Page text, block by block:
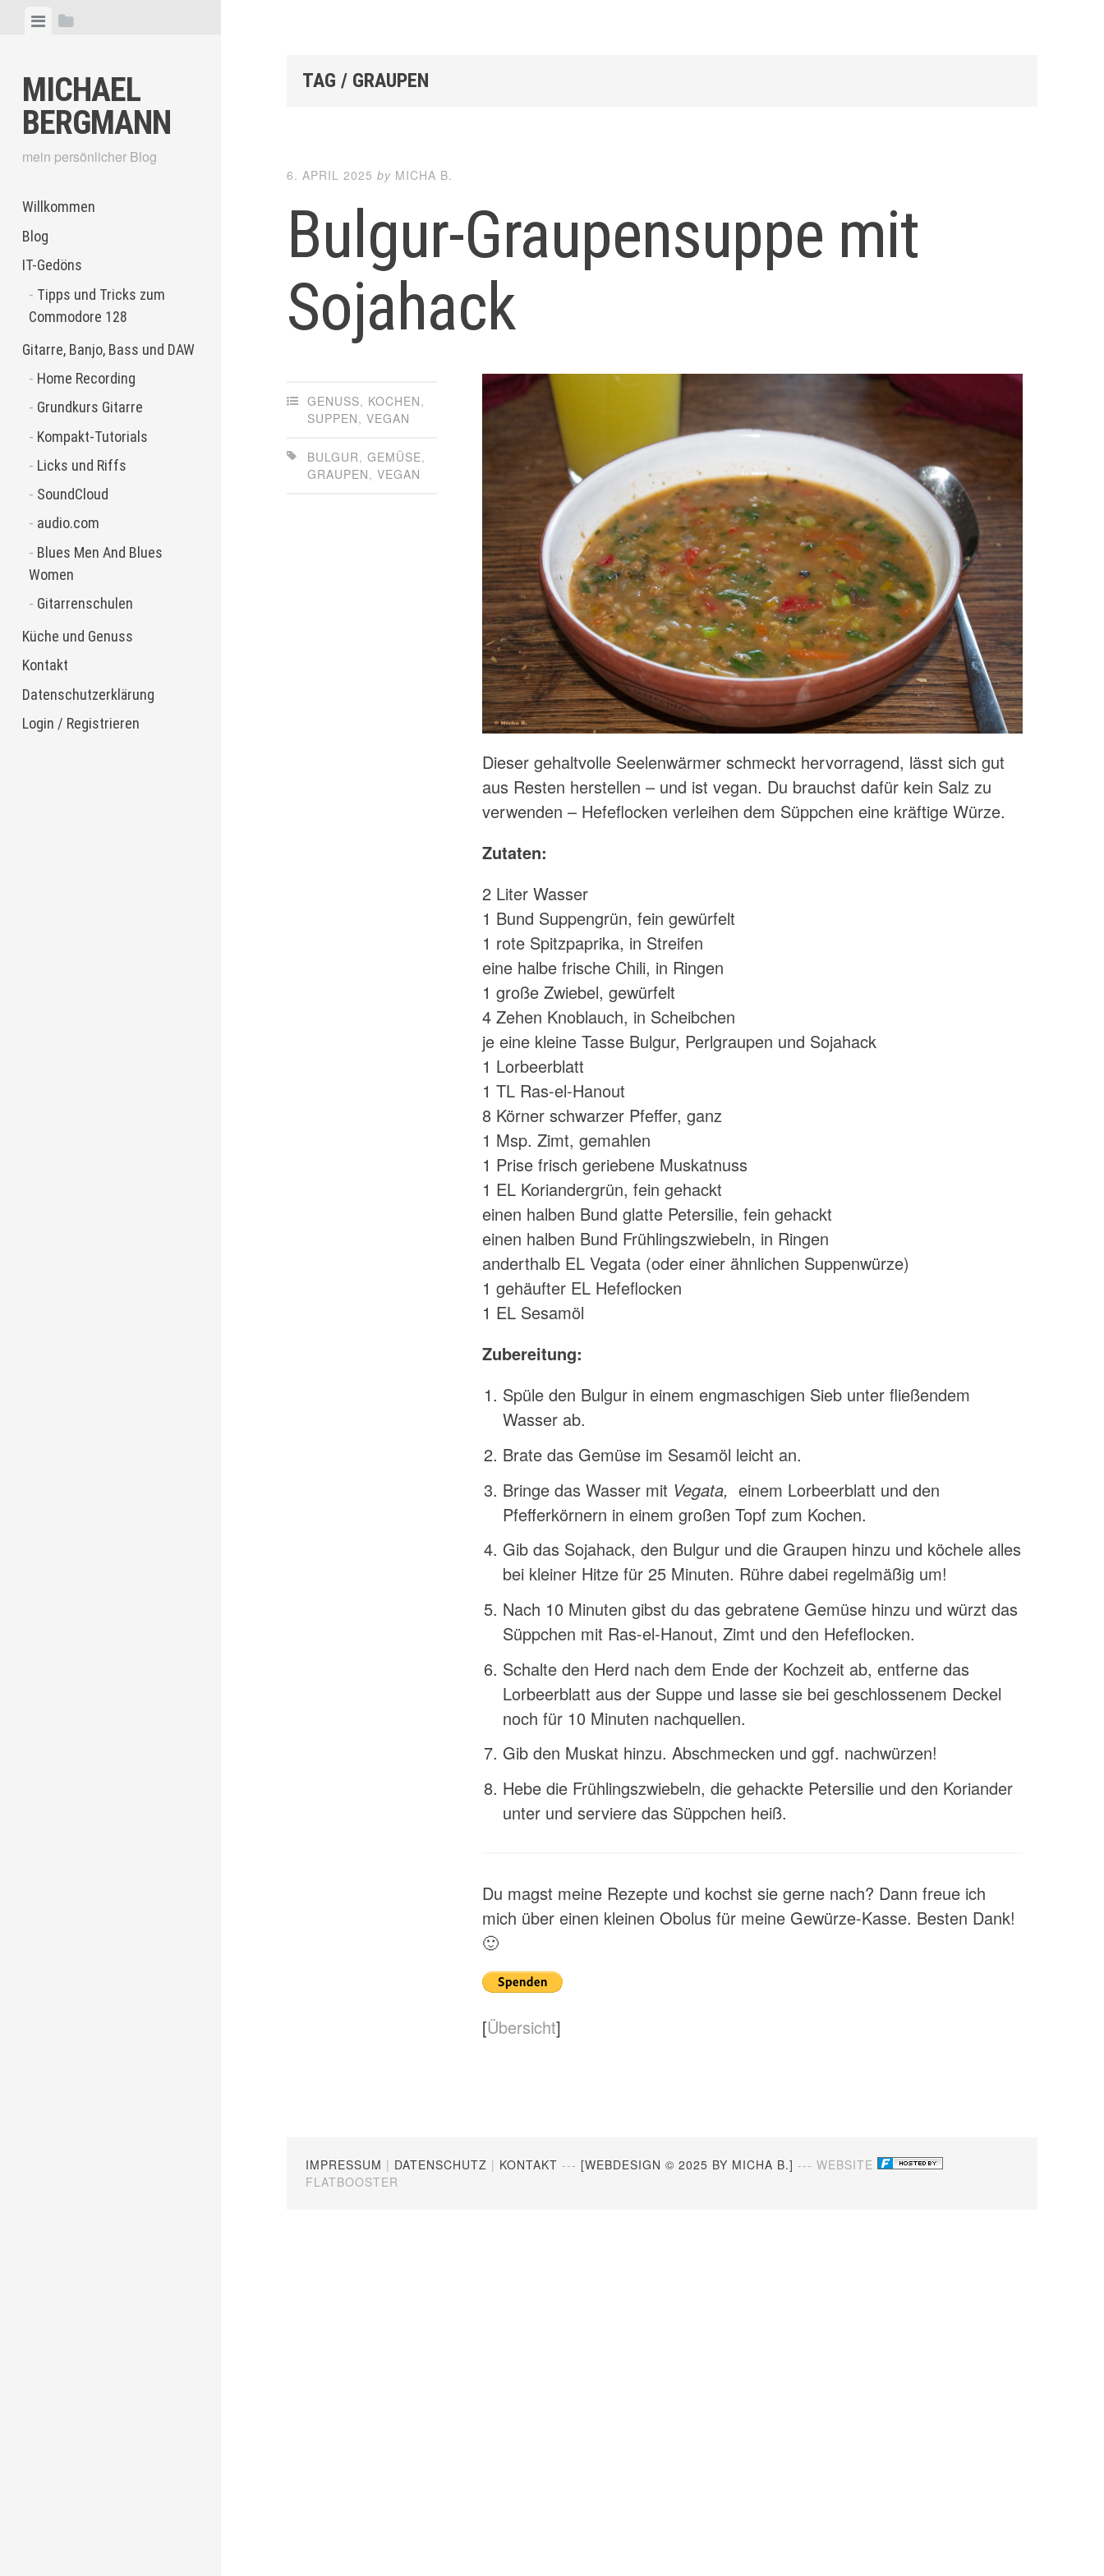
ViewView
MICHAEL
BERGMANN
mein persönlicher Blog
Willkommen
Blog
IT-Gedöns
Tipps und Tricks zum
Commodore 128
Gitarre, Banjo, Bass und DAW
Home Recording
Grundkurs Gitarre
Kompakt-Tutorials
Licks und Riffs
SoundCloud
audio.com
Blues Men And Blues
Women
Gitarrenschulen
Küche und Genuss
Kontakt
Datenschutzerklärung
Login / Registrieren
TAG / GRAUPEN
6. APRIL 2025 by MICHA B.
Bulgur-Graupensuppe mit
Sojahack
GENUSS, KOCHEN,
SUPPEN,VEGAN
BULGUR,GEMÜSE,
GRAUPEN,VEGAN
Dieser gehaltvolle Seelenwärmer schmeckt hervorragend, lässt sich gut
aus Resten herstellen – und ist vegan. Du brauchst dafür kein Salz zu
verwenden – Hefeflocken verleihen dem Süppchen eine kräftige Würze.
Zutaten:
2 Liter Wasser
1 Bund Suppengrün, fein gewürfelt
1 rote Spitzpaprika, in Streifen
eine halbe frische Chili, in Ringen
1 große Zwiebel, gewürfelt
4 Zehen Knoblauch, in Scheibchen
je eine kleine Tasse Bulgur, Perlgraupen und Sojahack
1 Lorbeerblatt
1 TL Ras-el-Hanout
8 Körner schwarzer Pfeffer, ganz
1 Msp. Zimt, gemahlen
1 Prise frisch geriebene Muskatnuss
1 EL Koriandergrün, fein gehackt
einen halben Bund glatte Petersilie, fein gehackt
einen halben Bund Frühlingszwiebeln, in Ringen
anderthalb EL Vegata (oder einer ähnlichen Suppenwürze)
1 gehäufter EL Hefeflocken
1 EL Sesamöl
Zubereitung:
Spüle den Bulgur in einem engmaschigen Sieb unter fließendem
Wasser ab.
Brate das Gemüse im Sesamöl leicht an.
Bringe das Wasser mit Vegata, einem Lorbeerblatt und den
Pfefferkörnern in einem großen Topf zum Kochen.
Gib das Sojahack, den Bulgur und die Graupen hinzu und köchele alles
bei kleiner Hitze für 25 Minuten. Rühre dabei regelmäßig um!
Nach 10 Minuten gibst du das gebratene Gemüse hinzu und würzt das
Süppchen mit Ras-el-Hanout, Zimt und den Hefeflocken.
Schalte den Herd nach dem Ende der Kochzeit ab, entferne das
Lorbeerblatt aus der Suppe und lasse sie bei geschlossenem Deckel
noch für 10 Minuten nachquellen.
Gib den Muskat hinzu. Abschmecken und ggf. nachwürzen!
Hebe die Frühlingszwiebeln, die gehackte Petersilie und den Koriander
unter und serviere das Süppchen heiß.
Du magst meine Rezepte und kochst sie gerne nach? Dann freue ich
mich über einen kleinen Obolus für meine Gewürze-Kasse. Besten Dank!
🙂
[Übersicht]
IMPRESSUM | DATENSCHUTZ | KONTAKT --- [WEBDESIGN © 2025 BY MICHA B.] --- WEBSITE
FLATBOOSTER